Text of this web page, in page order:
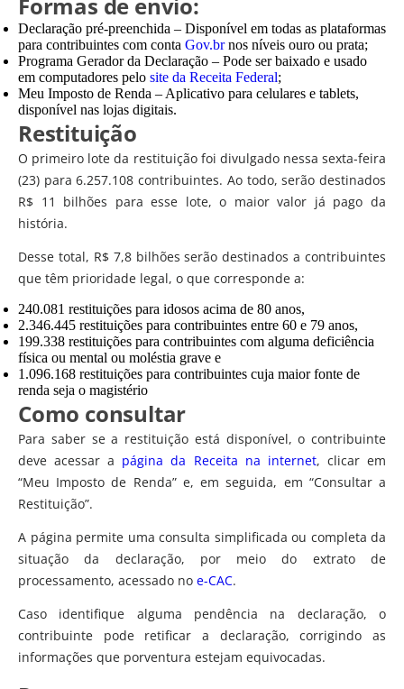
Declaração pré-preenchida – Disponível em todas as plataformas
para contribuintes com conta Gov.brnos níveis ouro ou prata;
Programa Gerador da Declaração – Pode ser baixado e usado
em computadores pelo site da Receita Federal;
Meu Imposto de Renda – Aplicativo para celulares e tablets,
disponível nas lojas digitais.
Restituição
O primeiro lote da restituição foi divulgado nessa sexta-feira
(23) para 6.257.108 contribuintes. Ao todo, serão destinados
R$ 11 bilhões para esse lote, o maior valor já pago da
história.
Desse total, R$ 7,8 bilhões serão destinados a contribuintes
que têm prioridade legal, o que corresponde a:
240.081 restituições para idosos acima de 80 anos,
2.346.445 restituições para contribuintes entre 60 e 79 anos,
199.338 restituições para contribuintes com alguma deficiência
física ou mental ou moléstia grave e
1.096.168 restituições para contribuintes cuja maior fonte de
renda seja o magistério
Como consultar
Para saber se a restituição está disponível, o contribuinte
deve acessar a página da Receita na internet, clicar em
“Meu Imposto de Renda” e, em seguida, em “Consultar a
Restituição”.
A página permite uma consulta simplificada ou completa da
situação da declaração, por meio do extrato de
processamento, acessado no e-CAC.
Caso identifique alguma pendência na declaração, o
contribuinte pode retificar a declaração, corrigindo as
informações que porventura estejam equivocadas.